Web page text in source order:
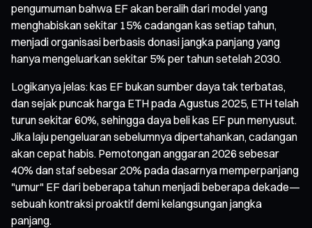
pengumuman bahwa EF akan beralih dari model yang
menghabiskan sekitar 15% cadangan kas setiap tahun,
menjadi organisasi berbasis donasi jangka panjang yang
hanya mengeluarkan sekitar 5% per tahun setelah 2030.
Logikanya jelas: kas EF bukan sumber daya tak terbatas,
dan sejak puncak harga ETH pada Agustus 2025, ETH telah
turun sekitar 60%, sehingga daya beli kas EF pun menyusut.
Jika laju pengeluaran sebelumnya dipertahankan, cadangan
akan cepat habis. Pemotongan anggaran 2026 sebesar
40% dan staf sebesar 20% pada dasarnya memperpanjang
"umur" EF dari beberapa tahun menjadi beberapa dekade—
sebuah kontraksi proaktif demi kelangsungan jangka
panjang.